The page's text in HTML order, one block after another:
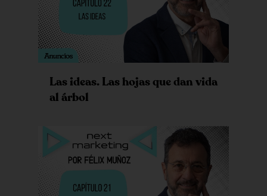
Las ideas. Las hojas que dan vida
al árbol